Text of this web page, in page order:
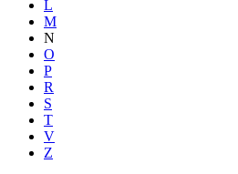
L
M
N
O
P
R
S
T
V
Z